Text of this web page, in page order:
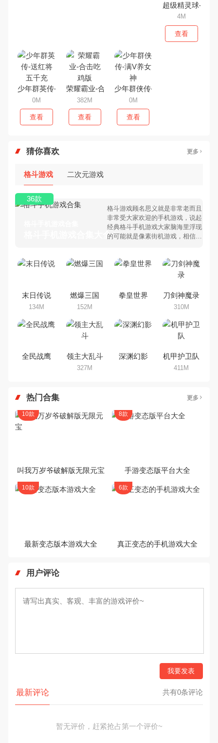
超级精灵球-无
4M
查看
少年群英传-送红将五千充
0M
查看
荣耀霸业-合击吃鸡版
382M
查看
少年群侠传-满V养女神
0M
查看
猜你喜欢 更多
格斗游戏 二次元游戏
格斗手机游戏合集大全 >
格斗游戏顾名思义就是非常老而且
非常受大家欢迎的手机游戏，说起
经典格斗手机游戏大家脑海里浮现
的可能就是像素街机游戏，相信很
斗手机游戏有哪些呢？游戏今天，
乐途下载站小编芒果味的怪咖给大
集，欢迎大家前来选择下载体验
36款
末日传说
134M
燃爆三国
152M
拳皇世界 刀剑神魔录
310M
全民战鹰 领主大乱斗
327M
深渊幻影 机甲护卫队
411M
热门合集 更多
叫我万岁爷破解版无限元宝
10款
手游变态版平台大全
8款
最新变态版本游戏大全
10款
真正变态的手机游戏大全
6款
用户评论
我要发表
最新评论 共有0条评论
暂无评价，赶紧抢占第一个评价~